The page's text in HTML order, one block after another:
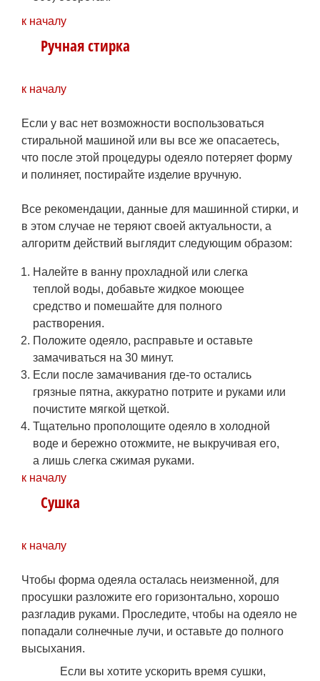
к началу
Ручная стирка
к началу
Если у вас нет возможности воспользоваться
стиральной машиной или вы все же опасаетесь,
что после этой процедуры одеяло потеряет форму
и полиняет, постирайте изделие вручную.
Все рекомендации, данные для машинной стирки, и
в этом случае не теряют своей актуальности, а
алгоритм действий выглядит следующим образом:
Налейте в ванну прохладной или слегка
теплой воды, добавьте жидкое моющее
средство и помешайте для полного
растворения.
Положите одеяло, расправьте и оставьте
замачиваться на 30 минут.
Если после замачивания где-то остались
грязные пятна, аккуратно потрите и руками или
почистите мягкой щеткой.
Тщательно прополощите одеяло в холодной
воде и бережно отожмите, не выкручивая его,
а лишь слегка сжимая руками.
к началу
Сушка
к началу
blanket_on_line.jpg
Чтобы форма одеяла осталась неизменной, для
просушки разложите его горизонтально, хорошо
разгладив руками. Проследите, чтобы на одеяло не
попадали солнечные лучи, и оставьте до полного
высыхания.
Если вы хотите ускорить время сушки,